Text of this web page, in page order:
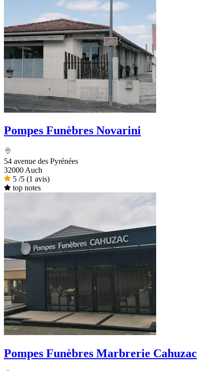
Pompes Funèbres Novarini
54 avenue des Pyrénées
32000 Auch
5 /5 (1 avis)
top notes
Pompes Funèbres Marbrerie Cahuzac